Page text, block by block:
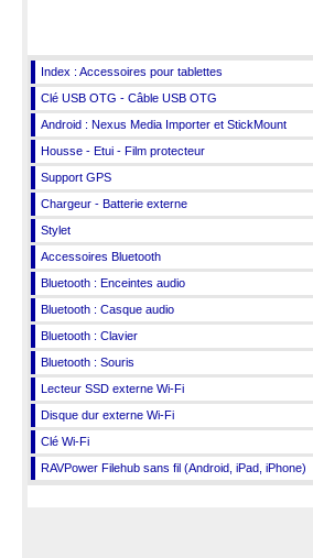
Index : Accessoires pour tablettes
Clé USB OTG - Câble USB OTG
Android : Nexus Media Importer et StickMount
Housse - Etui - Film protecteur
Support GPS
Chargeur - Batterie externe
Stylet
Accessoires Bluetooth
Bluetooth : Enceintes audio
Bluetooth : Casque audio
Bluetooth : Clavier
Bluetooth : Souris
Lecteur SSD externe Wi-Fi
Disque dur externe Wi-Fi
Clé Wi-Fi
RAVPower Filehub sans fil (Android, iPad, iPhone)